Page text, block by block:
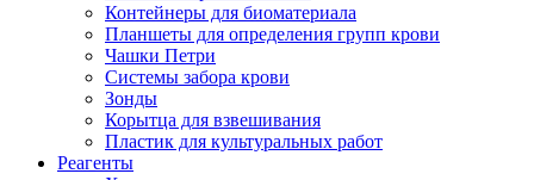
Контейнеры для биоматериала
Планшеты для определения групп крови
Чашки Петри
Системы забора крови
Зонды
Корытца для взвешивания
Пластик для культуральных работ
Реагенты